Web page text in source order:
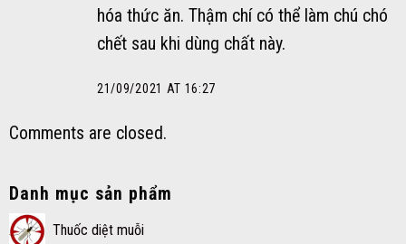
hóa thức ăn. Thậm chí có thể làm chú chó
chết sau khi dùng chất này.
21/09/2021 AT 16:27
Comments are closed.
Danh mục sản phẩm
Thuốc diệt muỗi